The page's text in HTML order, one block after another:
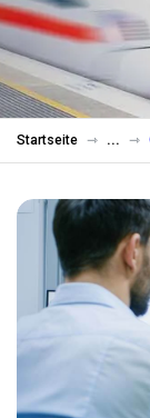
Startseite